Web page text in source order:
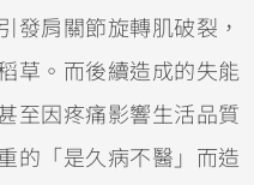
發肩關節旋轉肌破裂，
草。而後續造成的失能
至因疼痛影響生活品質
的「是久病不醫」而造